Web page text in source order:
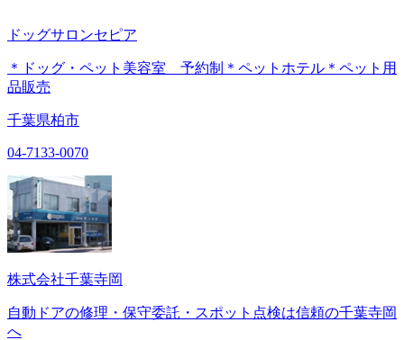
ドッグサロンセピア
＊ドッグ・ペット美容室 予約制＊ペットホテル＊ペット用
品販売
千葉県柏市
04-7133-0070
株式会社千葉寺岡
自動ドアの修理・保守委託・スポット点検は信頼の千葉寺岡
へ